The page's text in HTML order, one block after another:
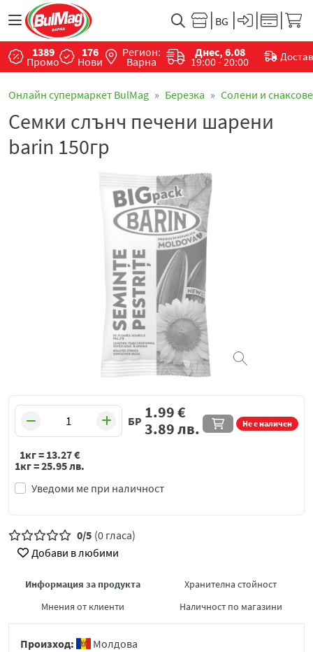
1389
Промо
176
Нови
Регион:
Варна
Днес, 6.08
19:00 - 20:00
Онлайн супермаркет BulMag Березка Солени и снаксове
Семки слънч печени шарени
barin 150гр
БР Не е наличен
Уведоми ме при наличност
1.99€
3.89лв.
1кг = 13.27€
1кг =25.95лв.
0/5 (0 гласа)
Добави в любими
Информация за продукта
Хранителна стойност
Мнения от клиенти
Наличност по магазини
Произход:
Молдова